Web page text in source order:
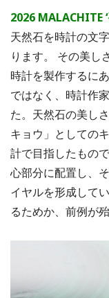
2026 MALACHITE
天然石を時計の文
ります。 その美し
時計を製作するに
ではなく、時計作
た。天然石の美し
キョウ」としての
計で目指したもの
心部分に配置し、
イヤルを形成して
るためか、前例が